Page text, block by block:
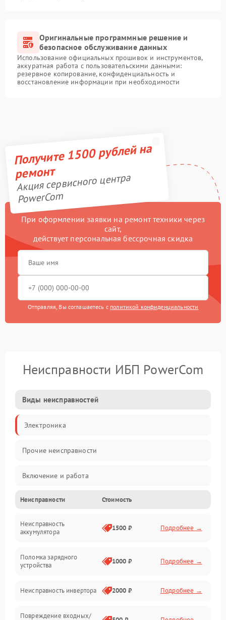
Оригинальные программные решение и
безопасное обслуживание данных
Использование официальных прошивок и инструментов,
аккуратная работа с пользовательскими данными:
резервное копирование, конфиденциальность и
восстановление информации при необходимости
Получите 1500 рублей на
ремонт
Акция сервисного центра
PowerCom
При оформлении заявки на ремонт техники через
сайт,
действует персональная бессрочная скидка
Отправляя, Вы соглашаетесь с политикой конфиденциальности
Неисправности ИБП PowerCom
Виды неисправностей
Электроника
Прочие неисправности
Включение и работа
Работа с нагрузкой
Звук и индикация
Неисправности Стоимость
Неисправность
аккумулятора
1500 ₽ Подробнее →
Поломка зарядного
устройства
1000 ₽ Подробнее →
Неисправность инвертора 2000 ₽ Подробнее →
Повреждение входных/